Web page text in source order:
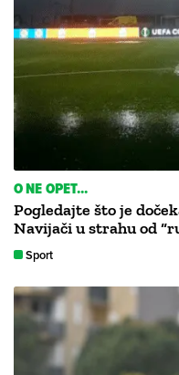
O NE OPET...
Pogledajte što je
Navijači u strahu od
Sport